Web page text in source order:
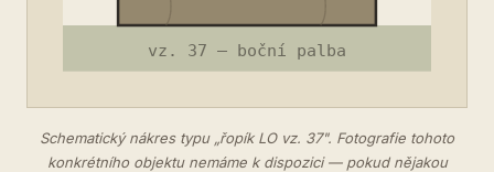
Schematický nákres typu „řopík LO vz. 37". Fotografie tohoto
konkrétního objektu nemáme k dispozici — pokud nějakou